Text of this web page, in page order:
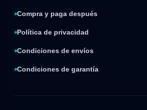
Compra y paga después
Política de privacidad
Condiciones de envíos
Condiciones de garantía